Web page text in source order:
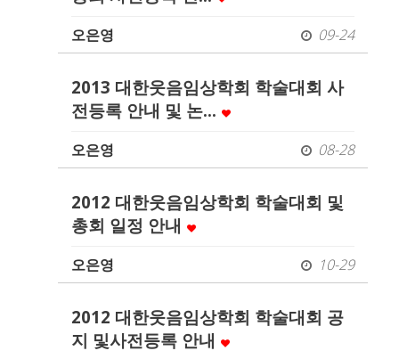
오은영 09-24
2013 대한웃음임상학회 학술대회 사
전등록 안내 및 논…
오은영 08-28
2012 대한웃음임상학회 학술대회 및
총회 일정 안내
오은영 10-29
2012 대한웃음임상학회 학술대회 공
지 및사전등록 안내